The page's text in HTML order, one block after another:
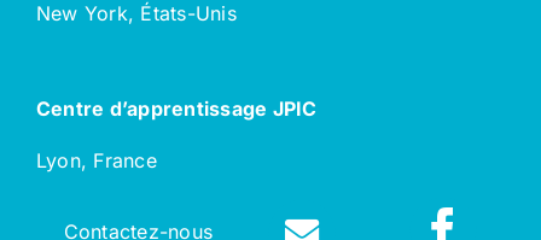
New York, États-Unis
Centre d’apprentissage JPIC
Lyon, France
Contactez-nous